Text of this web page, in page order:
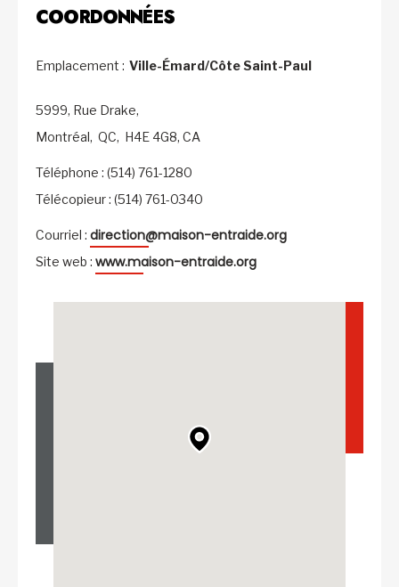
COORDONNÉES
Emplacement : Ville-Émard/Côte Saint-Paul
5999, Rue Drake,
Montréal, QC, H4E 4G8, CA
Téléphone : (514) 761-1280
Télécopieur : (514) 761-0340
Courriel : direction@maison-entraide.org
Site web : www.maison-entraide.org